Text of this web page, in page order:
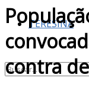
TERESINA
contra